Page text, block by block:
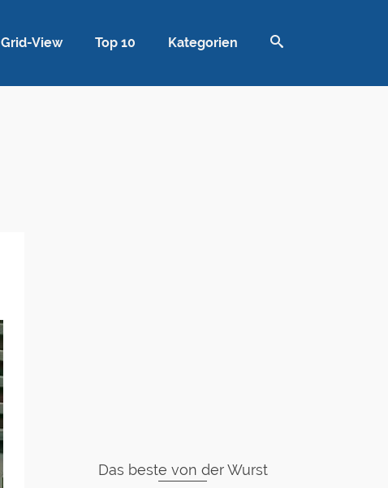
Grid-View Top 10 Kategorien
Das beste von der Wurst